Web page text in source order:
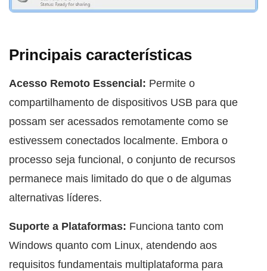
Principais características
Acesso Remoto Essencial: Permite o
compartilhamento de dispositivos USB para que
possam ser acessados remotamente como se
estivessem conectados localmente. Embora o
processo seja funcional, o conjunto de recursos
permanece mais limitado do que o de algumas
alternativas líderes.
Suporte a Plataformas: Funciona tanto com
Windows quanto com Linux, atendendo aos
requisitos fundamentais multiplataforma para